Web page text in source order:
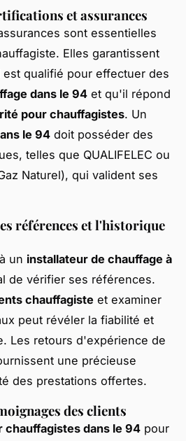
et assurances
sont essentielles
Elles garantissent
qualifié pour effectuer des
dans le 94 et qu'il répond
pour chauffagistes. Un
le 94 doit posséder des
telles que QUALIFELEC ou
Naturel), qui valident ses
références et l'historique
un installateur de chauffage à
de vérifier ses références.
chauffagiste et examiner
peut révéler la fiabilité et
Les retours d'expérience de
une précieuse
des prestations offertes.
des clients
chauffagistes dans le 94 pour